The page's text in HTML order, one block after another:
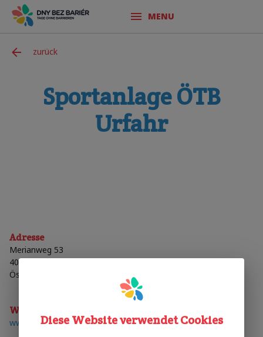
MENU
zurück
Sportanlage ÖTB
Urfahr
Adresse
Merianweg 53
4040 Linz
Österreich
Web
www.oetb-urfahr.at
Diese Website verwendet Cookies